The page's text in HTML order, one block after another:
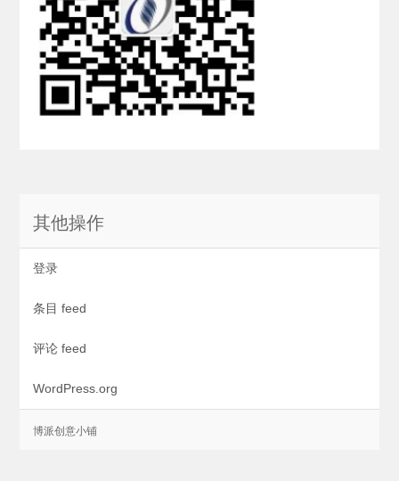
其他操作
登录
条目 feed
评论 feed
WordPress.org